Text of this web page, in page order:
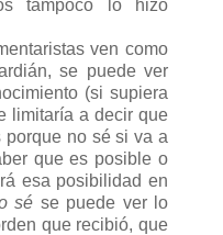
tampoco lo hizo
ven como
se puede ver
(si supiera
limitaría a decir que
no sé si va a
que es posible o
esa posibilidad en
sé se puede ver lo
que recibió, que